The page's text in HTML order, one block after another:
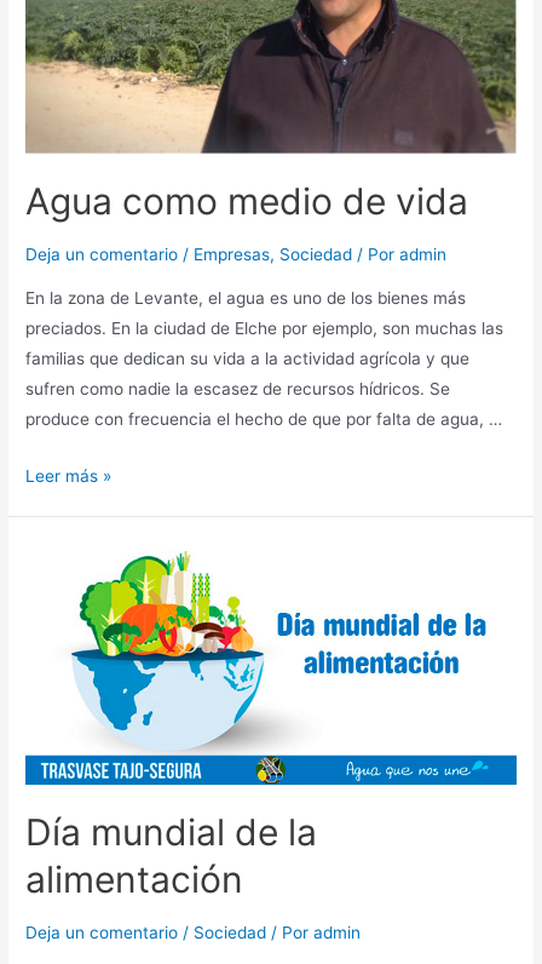
Agua como medio de vida
Deja un comentario / Empresas, Sociedad / Poradmin
En la zona de Levante, el agua es uno de los bienes más
preciados. En la ciudad de Elche por ejemplo, son muchas las
familias que dedican su vida a la actividad agrícola y que
sufren como nadie la escasez de recursos hídricos. Se
produce con frecuencia el hecho de que por falta de agua, …
Leer más »
Día mundial de la
alimentación
Deja un comentario / Sociedad / Poradmin